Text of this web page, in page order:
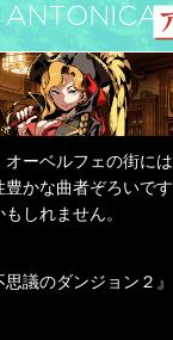
オーベルフェの街に
かな曲者ぞろいで
しれません。
思議のダンジョン２